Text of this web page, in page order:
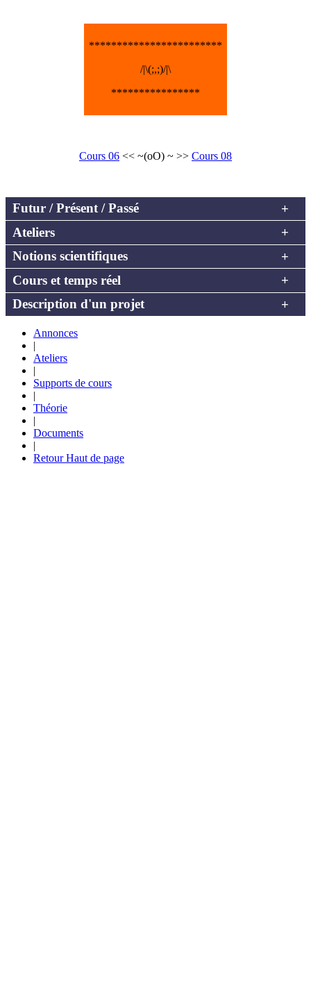
************************
/|\(;,;)/|\
****************
Cours 06 << ~(oO) ~ >> Cours 08
Futur / Présent / Passé
Ateliers
Notions scientifiques
Cours et temps réel
Description d'un projet
Annonces
|
Ateliers
|
Supports de cours
|
Théorie
|
Documents
|
Retour Haut de page